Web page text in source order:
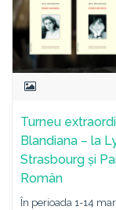
Turneu
Blandiana – la
Strasbourg și
Român
În perioada 1-14